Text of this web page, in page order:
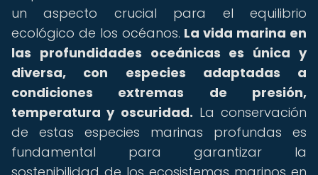
un aspecto crucial para el equilibrio
ecológico de los océanos. La vida marina en
las profundidades oceánicas es única y
diversa, con especies adaptadas a
condiciones extremas de presión,
temperatura y oscuridad. La conservación
de estas especies marinas profundas es
fundamental para garantizar la